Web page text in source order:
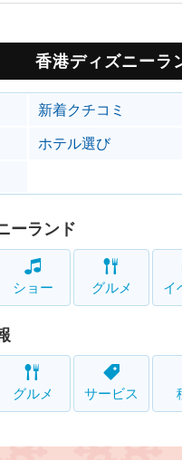
香港ディズニーラ
新着クチコミ
ホテル選び
ーランド
ショー グルメ イ
グルメ サービス